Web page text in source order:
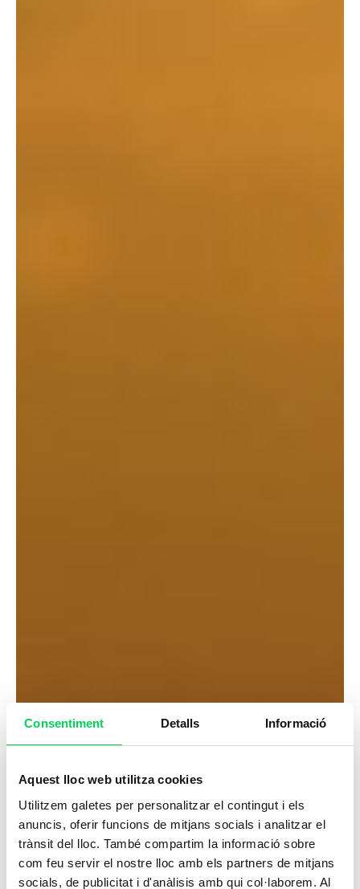
Consentiment Detalls Informació
Aquest lloc web utilitza cookies
Utilitzem galetes per personalitzar el contingut i els
anuncis, oferir funcions de mitjans socials i analitzar el
trànsit del lloc. També compartim la informació sobre
com feu servir el nostre lloc amb els partners de mitjans
socials, de publicitat i d'anàlisis amb qui col·laborem. Al